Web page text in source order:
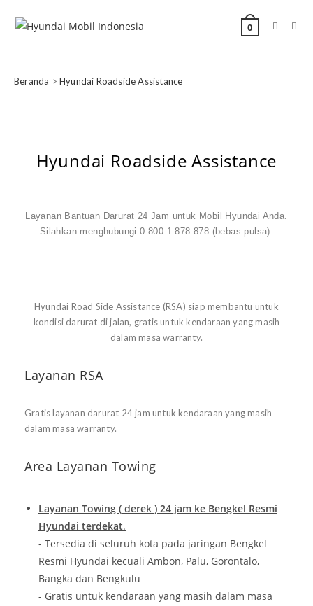
0
Beranda >Hyundai Roadside Assistance
Hyundai Roadside Assistance
Layanan Bantuan Darurat 24 Jam untuk Mobil Hyundai Anda.
Silahkan menghubungi 0 800 1 878 878 (bebas pulsa).
Hyundai Road Side Assistance (RSA) siap membantu untuk
kondisi darurat di jalan, gratis untuk kendaraan yang masih
dalam masa warranty.
Layanan RSA
Gratis layanan darurat 24 jam untuk kendaraan yang masih
dalam masa warranty.
Area Layanan Towing
Layanan Towing ( derek ) 24 jam ke Bengkel Resmi
Hyundai terdekat.
- Tersedia di seluruh kota pada jaringan Bengkel
Resmi Hyundai kecuali Ambon, Palu, Gorontalo,
Bangka dan Bengkulu
- Gratis untuk kendaraan yang masih dalam masa